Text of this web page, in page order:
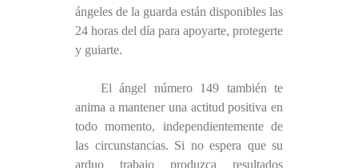
ángeles de la guarda están disponibles las
24 horas del día para apoyarte, protegerte
y guiarte.
El ángel número 149 también te
anima a mantener una actitud positiva en
todo momento, independientemente de
las circunstancias. Si no espera que su
arduo trabajo produzca resultados